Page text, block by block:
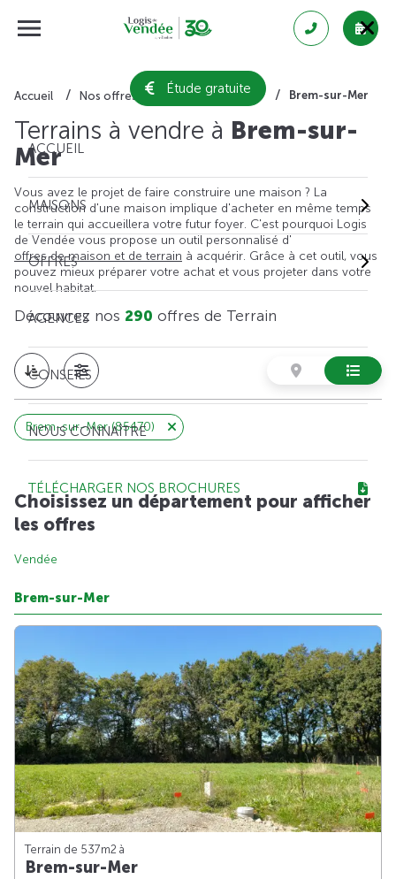
Étude gratuite
ACCUEIL
MAISONS
OFFRES
AGENCES
CONSEILS
NOUS CONNAÎTRE
TÉLÉCHARGER NOS BROCHURES
Accueil Nos offres de terrain Vendée Brem-sur-Mer
Terrains à vendre à Brem-sur-
Mer
Vous avez le projet de faire construire une maison ? La
construction d'une maison implique d'acheter en même temps
le terrain qui accueillera votre futur foyer. C'est pourquoi Logis
de Vendée vous propose un outil personnalisé d'
offres de maison et de terrain à acquérir. Grâce à cet outil, vous
pouvez mieux préparer votre achat et vous projeter dans votre
nouvel habitat.
Découvrez nos 290 offres de Terrain
Brem-sur-Mer (85470)
Choisissez un département pour afficher
les offres
Vendée
Brem-sur-Mer
Terrain de 537m2 à
Brem-sur-Mer